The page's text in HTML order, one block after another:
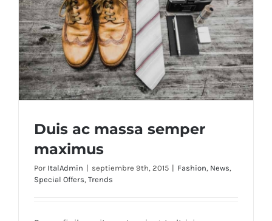
Duis ac massa semper
maximus
Por ItalAdmin | septiembre 9th, 2015 | Fashion, News,
Special Offers, Trends